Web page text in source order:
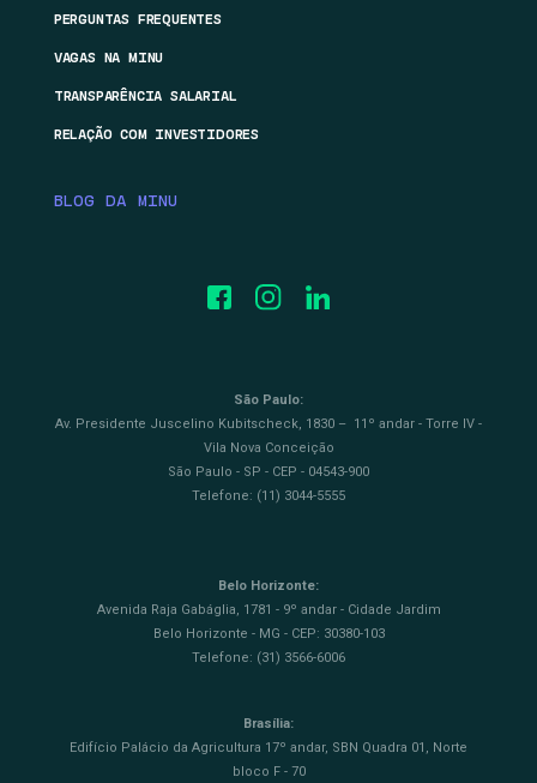
PERGUNTAS FREQUENTES
VAGAS NA MINU
TRANSPARÊNCIA SALARIAL
RELAÇÃO COM INVESTIDORES
BLOG DA MINU
São Paulo:
Av. Presidente Juscelino Kubitscheck, 1830 – 11º andar - Torre IV -
Vila Nova Conceição
São Paulo - SP - CEP - 04543-900
Telefone: (11) 3044-5555
Belo Horizonte:
Avenida Raja Gabáglia, 1781 - 9º andar - Cidade Jardim
Belo Horizonte - MG - CEP: 30380-103
Telefone: (31) 3566-6006
Brasília:
Edifício Palácio da Agricultura 17º andar, SBN Quadra 01, Norte
bloco F - 70